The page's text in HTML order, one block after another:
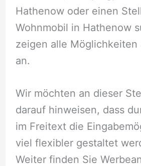
Hathenow oder einen
Wohnmobil in Hathenow
zeigen alle Möglichkeiten
an.
Wir möchten an dieser
darauf hinweisen, dass
im Freitext die
viel flexibler gestaltet
Weiter finden Sie